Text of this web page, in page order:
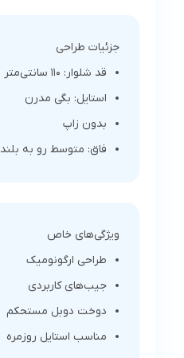
جزئیات طراحی
قد شلوار: 110 سانتی‌متر
استایل: بگی مدرن
بدون زاپ
فاق: متوسط رو به بلند
ویژگی‌های خاص
طراحی ارگونومیک
جیب‌های کاربردی
دوخت دوبل مستحکم
مناسب استایل روزمره